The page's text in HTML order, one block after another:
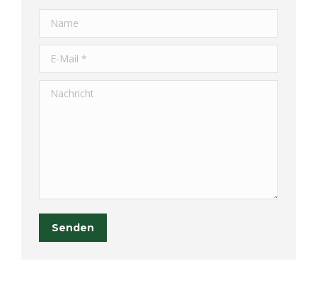
Name
E-Mail *
Nachricht
Senden